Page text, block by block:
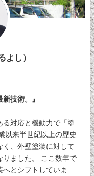
よし）
技術。』
る対応と機動力で「塗
以来半世紀以上の歴史
く、外壁塗装に対して
りました。 ここ数年で
とシフトしていま